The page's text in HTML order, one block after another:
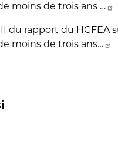
moins de trois ans …
du rapport du HCFEA
moins de trois ans…